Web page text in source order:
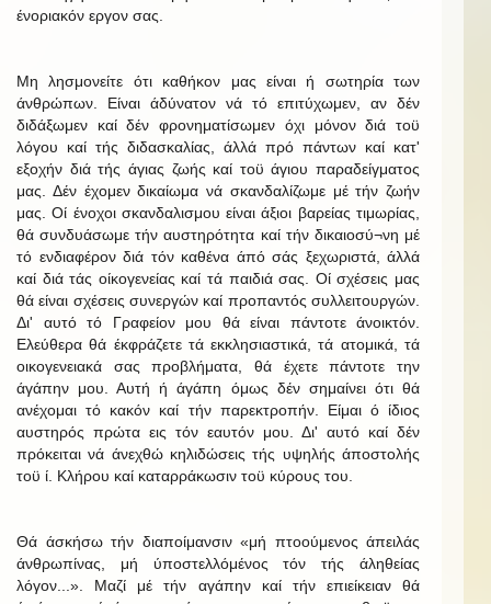
ένοριακόν εργον σας.
Μη λησμονείτε ότι καθήκον μας είναι ή σωτηρία των
άνθρώπων. Είναι άδύνατον νά τό επιτύχωμεν, αν δέν
διδάξωμεν καί δέν φρονηματίσωμεν όχι μόνον διά τοϋ
λόγου καί τής διδασκαλίας, άλλά πρό πάντων καί κατ'
εξοχήν διά τής άγιας ζωής καί τοϋ άγιου παραδείγματος
μας. Δέν έχομεν δικαίωμα νά σκανδαλίζωμε μέ τήν ζωήν
μας. Οί ένοχοι σκανδαλισμου είναι άξιοι βαρείας τιμωρίας,
θά συνδυάσωμε τήν αυστηρότητα καί τήν δικαιοσύ¬νη μέ
τό ενδιαφέρον διά τόν καθένα άπό σάς ξεχωριστά, άλλά
καί διά τάς οίκογενείας καί τά παιδιά σας. Οί σχέσεις μας
θά είναι σχέσεις συνεργών καί προπαντός συλλειτουργών.
Δι' αυτό τό Γραφείον μου θά είναι πάντοτε άνοικτόν.
Ελεύθερα θά έκφράζετε τά εκκλησιαστικά, τά ατομικά, τά
οικογενειακά σας προβλήματα, θά έχετε πάντοτε την
άγάπην μου. Αυτή ή άγάπη όμως δέν σημαίνει ότι θά
ανέχομαι τό κακόν καί τήν παρεκτροπήν. Είμαι ό ίδιος
αυστηρός πρώτα εις τόν εαυτόν μου. Δι' αυτό καί δέν
πρόκειται νά άνεχθώ κηλιδώσεις τής υψηλής άποστολής
τοϋ ί. Κλήρου καί καταρράκωσιν τοϋ κύρους του.
Θά άσκήσω τήν διαποίμανσιν «μή πτοούμενος άπειλάς
άνθρωπίνας, μή ύποστελλόμένος τόν τής άληθείας
λόγον...». Μαζί μέ τήν αγάπην καί τήν επιείκειαν θά